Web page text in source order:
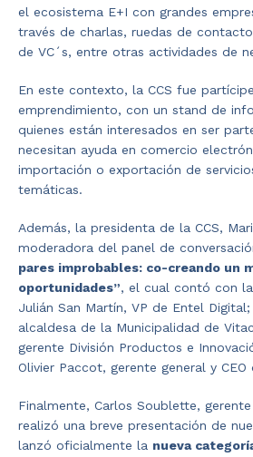
el ecosistema E+I con grandes
través de charlas, ruedas de
de VC´s, entre otras actividades de
En este contexto, la CCS fue
emprendimiento, con un stand de
quienes están interesados en ser
necesitan ayuda en comercio
importación o exportación de
temáticas.
Además, la presidenta de la CCS,
moderadora del panel de
pares improbables: co-creando un
oportunidades”, el cual contó con
Julián San Martín, VP de Entel Digital;
alcaldesa de la Municipalidad de
gerente División Productos e
Olivier Paccot, gerente general y CEO
Finalmente, Carlos Soublette,
realizó una breve presentación de
lanzó oficialmente la nueva